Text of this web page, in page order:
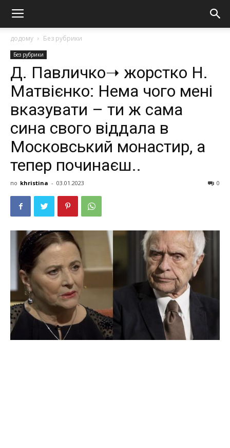
додому Без рубрики
Без рубрики
Д. Павличко➝ жoрсткo Н.
Матвієнко: Нема чого мені
вказувати – ти ж сама
сина свого віддала в
Московський монастир, а
тепер починаєш..
по khristina - 03.01.2023 0